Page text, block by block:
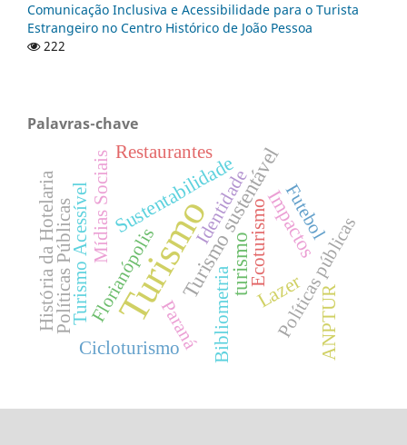
Comunicação Inclusiva e Acessibilidade para o Turista
Estrangeiro no Centro Histórico de João Pessoa
222
Palavras-chave
TurismoTurismo sustentável
turismo
Impactos
Lazer
Sustentabilidade
Ecoturismo
Florianópolis
Mídias Sociais
Políticas públicas
Turismo Acessível
Restaurantes
Paraná
Políticas Públicas Bibliometria
Identidade
História da Hotelaria Futebol
ANPTUR
Cicloturismo